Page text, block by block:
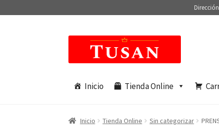
navegación
contenido
Inicio Tienda Online
Inicio Tienda Online Sin categorizar